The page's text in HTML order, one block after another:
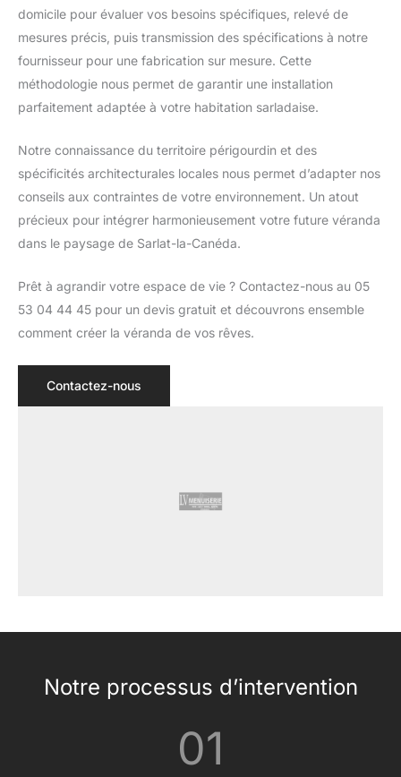
domicile pour évaluer vos besoins spécifiques, relevé de
mesures précis, puis transmission des spécifications à notre
fournisseur pour une fabrication sur mesure. Cette
méthodologie nous permet de garantir une installation
parfaitement adaptée à votre habitation sarladaise.
Notre connaissance du territoire périgourdin et des
spécificités architecturales locales nous permet d’adapter nos
conseils aux contraintes de votre environnement. Un atout
précieux pour intégrer harmonieusement votre future véranda
dans le paysage de Sarlat-la-Canéda.
Prêt à agrandir votre espace de vie ? Contactez-nous au 05
53 04 44 45 pour un devis gratuit et découvrons ensemble
comment créer la véranda de vos rêves.
Contactez-nous
Notre processus d’intervention
01